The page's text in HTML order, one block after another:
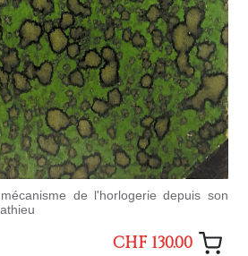
de l'horlogerie depuis son
CHF 130.00